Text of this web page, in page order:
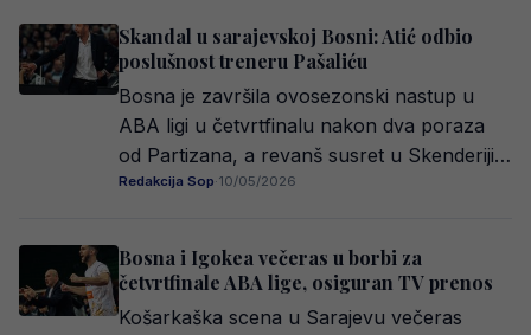
Skandal u sarajevskoj Bosni: Atić odbio
poslušnost treneru Pašaliću
Bosna je završila ovosezonski nastup u
ABA ligi u četvrtfinalu nakon dva poraza
od Partizana, a revanš susret u Skenderiji…
Redakcija Sop·10/05/2026
Bosna i Igokea večeras u borbi za
četvrtfinale ABA lige, osiguran TV prenos
Košarkaška scena u Sarajevu večeras